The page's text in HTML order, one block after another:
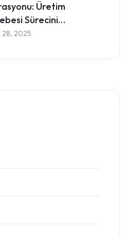
Üretim
Sürecini…
28, 2025